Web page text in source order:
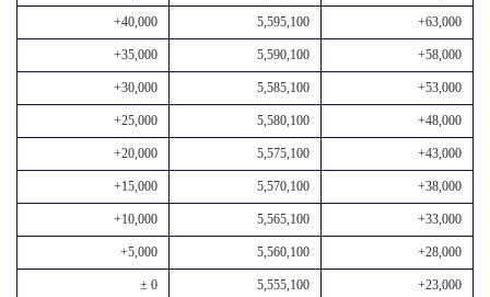
+40,000 5,595,100 +63,000
+35,000 5,590,100 +58,000
+30,000 5,585,100 +53,000
+25,000 5,580,100 +48,000
+20,000 5,575,100 +43,000
+15,000 5,570,100 +38,000
+10,000 5,565,100 +33,000
+5,000 5,560,100 +28,000
± 0 5,555,100 +23,000